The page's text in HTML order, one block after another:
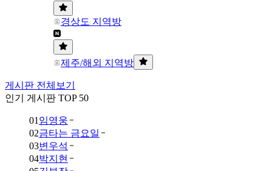
경상도 지역방
제주/해외 지역방
게시판 전체보기
인기 게시판 TOP 50
01 임영웅
02금타는 금요일
03변우석
04박지현